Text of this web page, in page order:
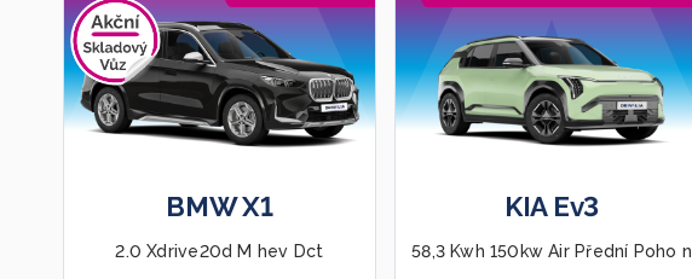
BMW X1
2.0 Xdrive20d M hev Dct
KIA Ev3
58,3 Kwh 150kw Air Přední Poho n